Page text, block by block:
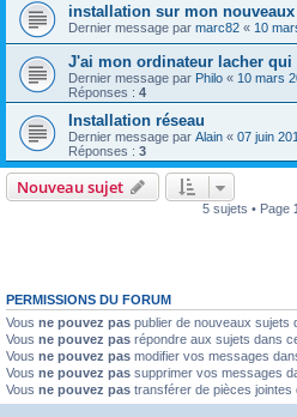
installation sur mon
Dernier message par marc82 « 10
J'ai mon ordinateur lacher qui
Dernier message par Philo « 10 mars
Réponses : 4
Installation réseau
Dernier message par Alain « 07 juin
Réponses : 3
Nouveau sujet
5 sujets • Page
PERMISSIONS DU FORUM
Vous ne pouvez pas publier de nouveaux sujets
Vous ne pouvez pas répondre aux sujets dans
Vous ne pouvez pas modifier vos messages
Vous ne pouvez pas supprimer vos messages
Vous ne pouvez pas transférer de pièces jointes